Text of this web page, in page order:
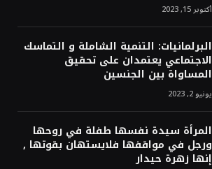
أكتوبر 15, 2023
البرلمانيات: التنمية الشاملة و التماسك
الاجتماعي يعتمدان على تحقيق
المساواة بين الجنسين
يونيو 2, 2023
المرأة سيدة نفسها طفلة في روحها
ورجل في مواقفها فلايستهان بقوتها ,
إنها زهرة حيدار